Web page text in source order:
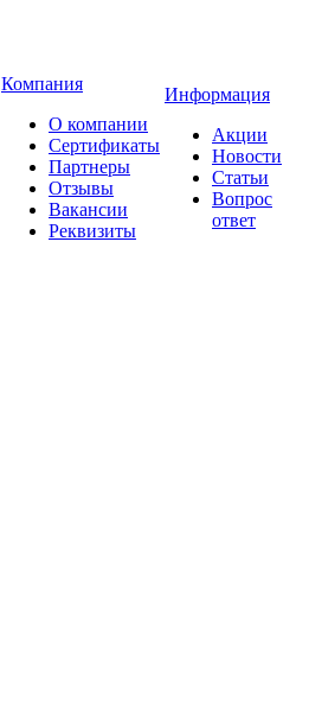
Компания
О компании
Сертификаты
Партнеры
Отзывы
Вакансии
Реквизиты
Информация
Акции
Новости
Статьи
Вопрос
ответ